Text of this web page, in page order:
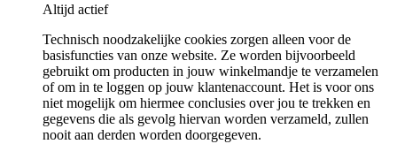
Altijd actief
Technisch noodzakelijke cookies zorgen alleen voor de
basisfuncties van onze website. Ze worden bijvoorbeeld
gebruikt om producten in jouw winkelmandje te verzamelen
of om in te loggen op jouw klantenaccount. Het is voor ons
niet mogelijk om hiermee conclusies over jou te trekken en
gegevens die als gevolg hiervan worden verzameld, zullen
nooit aan derden worden doorgegeven.